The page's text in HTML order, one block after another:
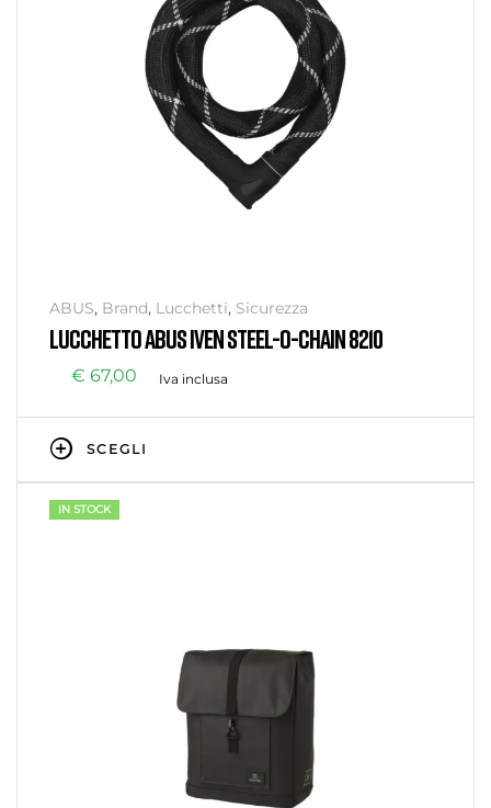
ABUS, Brand, Lucchetti, Sicurezza
LUCCHETTO ABUS IVEN STEEL-O-CHAIN 8210
€ 67,00 Iva inclusa
SCEGLI
IN STOCK